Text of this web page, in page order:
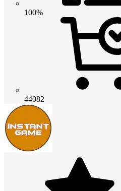
100%
44082